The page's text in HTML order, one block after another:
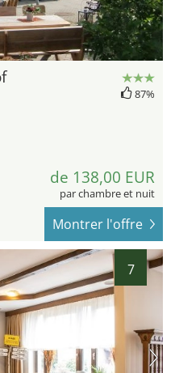
87%
de 138,00 EUR
par chambre et nuit
Montrer l'offre
7